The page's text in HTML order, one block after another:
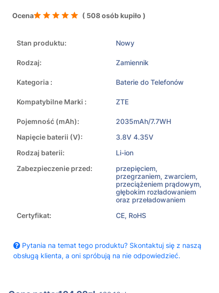
Ocena ( 508 osób kupiło )
Stan produktu: Nowy
Rodzaj: Zamiennik
Kategoria : Baterie do Telefonów
Kompatybilne Marki : ZTE
Pojemność (mAh):
2035mAh/7.7WH
Napięcie baterii (V):
3.8V 4.35V
Rodzaj baterii:
Li-ion
Zabezpieczenie przed:
przepięciem,
przegrzaniem, zwarciem,
przeciążeniem prądowym,
głębokim rozładowaniem
oraz przeładowaniem
Certyfikat:
CE, RoHS
Pytania na temat tego produktu? Skontaktuj się z naszą
obsługą klienta, a oni spróbują na nie odpowiedzieć.